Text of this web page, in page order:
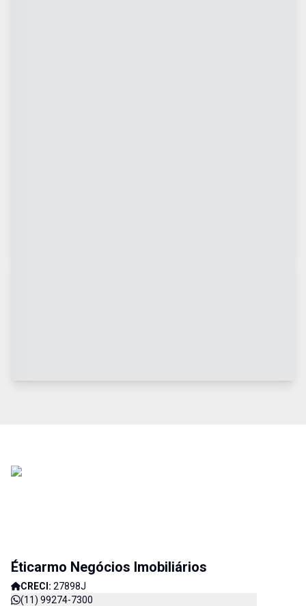
Éticarmo Negócios Imobiliários
CRECI: 27898J
(11) 99274-7300